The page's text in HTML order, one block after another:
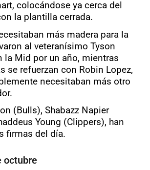
colocándose ya cerca del
la plantilla cerrada.
más madera para la
al veteranísimo Tyson
la Mid por un año, mientras
se refuerzan con Robin Lopez,
necesitaban más otro
(Bulls), Shabazz Napier
Young (Clippers), han
firmas del día.
octubre